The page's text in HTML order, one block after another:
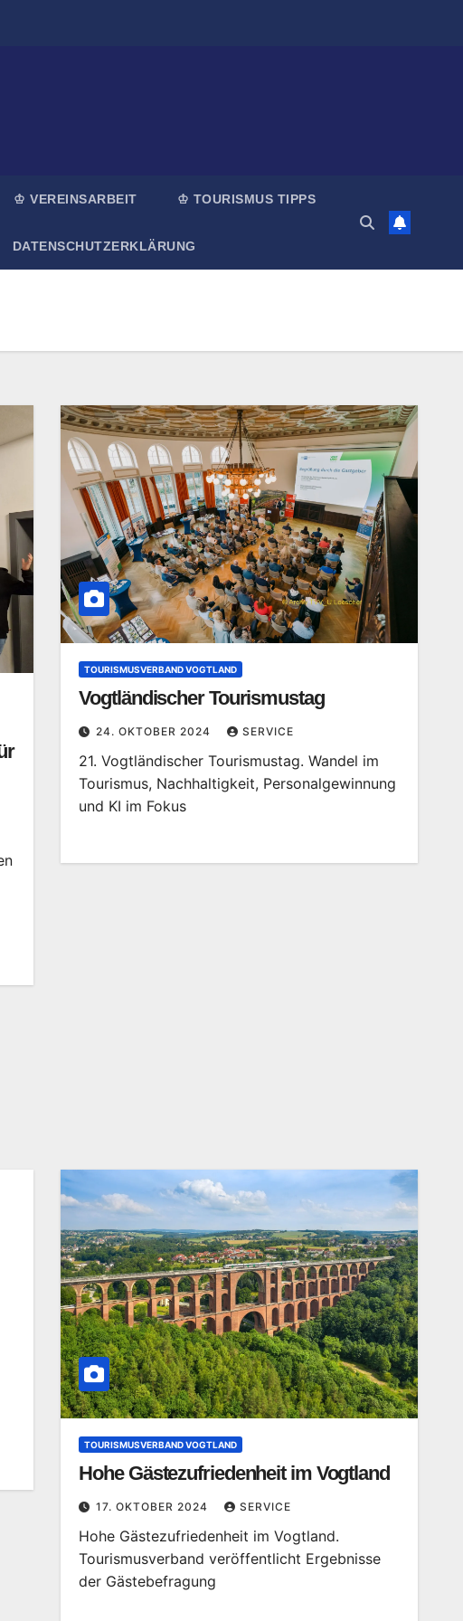
♔ VEREINSARBEIT ♔ TOURISMUS TIPPS
DATENSCHUTZERKLÄRUNG
TOURISMUSVERBAND VOGTLAND
Vogtländischer Tourismustag
24. OKTOBER 2024 SERVICE
21. Vogtländischer Tourismustag. Wandel im
Tourismus, Nachhaltigkeit, Personalgewinnung
und KI im Fokus
TOURISMUSVERBAND VOGTLAND
Hohe Gästezufriedenheit im Vogtland
17. OKTOBER 2024 SERVICE
Hohe Gästezufriedenheit im Vogtland.
Tourismusverband veröffentlicht Ergebnisse
der Gästebefragung